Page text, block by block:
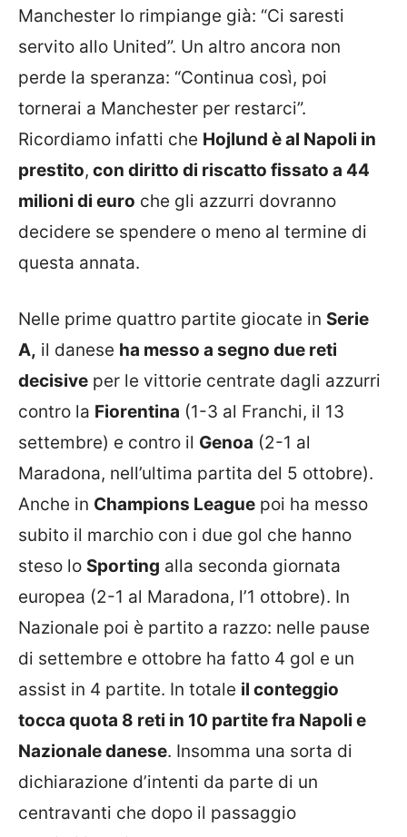
Manchester lo rimpiange già: “Ci saresti
servito allo United”. Un altro ancora non
perde la speranza: “Continua così, poi
tornerai a Manchester per restarci”.
Ricordiamo infatti che Hojlund è al Napoli in
prestito, con diritto di riscatto fissato a 44
milioni di euro che gli azzurri dovranno
decidere se spendere o meno al termine di
questa annata.
Nelle prime quattro partite giocate in Serie
A, il danese ha messo a segno due reti
decisive per le vittorie centrate dagli azzurri
contro la Fiorentina (1-3 al Franchi, il 13
settembre) e contro il Genoa (2-1 al
Maradona, nell’ultima partita del 5 ottobre).
Anche in Champions League poi ha messo
subito il marchio con i due gol che hanno
steso lo Sporting alla seconda giornata
europea (2-1 al Maradona, l’1 ottobre). In
Nazionale poi è partito a razzo: nelle pause
di settembre e ottobre ha fatto 4 gol e un
assist in 4 partite. In totale il conteggio
tocca quota 8 reti in 10 partite fra Napoli e
Nazionale danese. Insomma una sorta di
dichiarazione d’intenti da parte di un
centravanti che dopo il passaggio